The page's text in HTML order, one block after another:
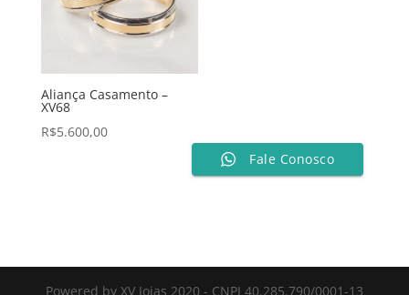
Aliança Casamento –
XV68
R$5.600,00
Powered by XV Joias 2020 - CNPJ 40.285.790/0001-13
Fale Conosco